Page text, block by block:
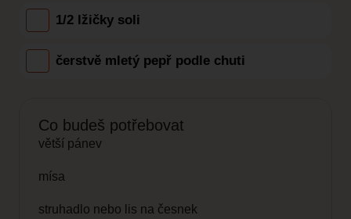
1/2 lžičky soli
čerstvě mletý pepř podle chuti
Co budeš potřebovat
větší pánev
mísa
struhadlo nebo lis na česnek